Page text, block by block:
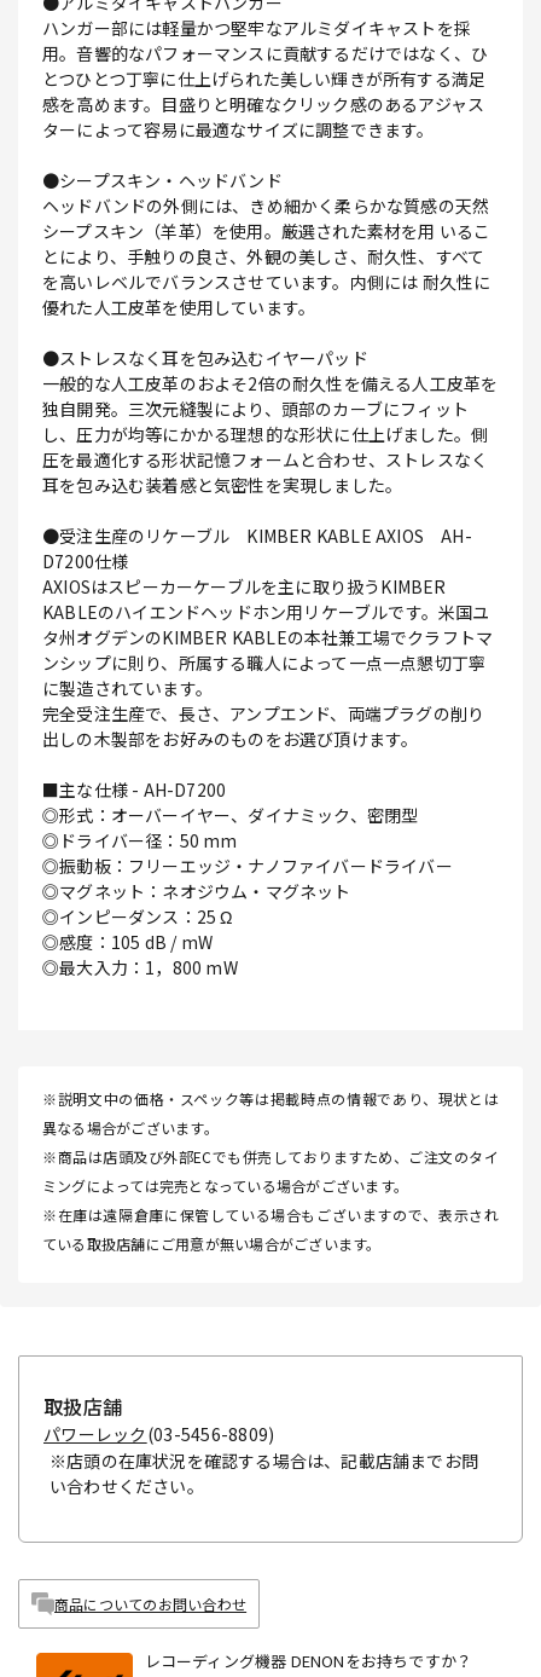
ハンガー部には軽量かつ堅牢なアルミダイキャストを採
用。音響的なパフォーマンスに貢献するだけではなく、ひ
とつひとつ丁寧に仕上げられた美しい輝きが所有する満足
感を高めます。目盛りと明確なクリック感のあるアジャス
ターによって容易に最適なサイズに調整できます。
●シープスキン・ヘッドバンド
ヘッドバンドの外側には、きめ細かく柔らかな質感の天然
シープスキン（羊革）を使用。厳選された素材を用 いるこ
とにより、手触りの良さ、外観の美しさ、耐久性、すべて
を高いレベルでバランスさせています。内側には 耐久性に
優れた人工皮革を使用しています。
●ストレスなく耳を包み込むイヤーパッド
一般的な人工皮革のおよそ2倍の耐久性を備える人工皮革を
独自開発。三次元縫製により、頭部のカーブにフィット
し、圧力が均等にかかる理想的な形状に仕上げました。側
圧を最適化する形状記憶フォームと合わせ、ストレスなく
耳を包み込む装着感と気密性を実現しました。
●受注生産のリケーブル KIMBER KABLE AXIOS AH-
D7200仕様
AXIOSはスピーカーケーブルを主に取り扱うKIMBER
KABLEのハイエンドヘッドホン用リケーブルです。米国ユ
タ州オグデンのKIMBER KABLEの本社兼工場でクラフトマ
ンシップに則り、所属する職人によって一点一点懇切丁寧
に製造されています。
完全受注生産で、長さ、アンプエンド、両端プラグの削り
出しの木製部をお好みのものをお選び頂けます。
■主な仕様 - AH-D7200
◎形式：オーバーイヤー、ダイナミック、密閉型
◎ドライバー径：50 mm
◎振動板：フリーエッジ・ナノファイバードライバー
◎マグネット：ネオジウム・マグネット
◎インピーダンス：25 Ω
◎感度：105 dB / mW
◎最大入力：1，800 mW
※説明文中の価格・スペック等は掲載時点の情報であり、現状とは
異なる場合がございます。
※商品は店頭及び外部ECでも併売しておりますため、ご注文のタイ
ミングによっては完売となっている場合がございます。
※在庫は遠隔倉庫に保管している場合もございますので、表示され
ている取扱店舗にご用意が無い場合がございます。
取扱店舗
パワーレック (03-5456-8809)
※店頭の在庫状況を確認する場合は、記載店舗までお問
い合わせください。
商品についてのお問い合わせ
レコーディング機器 DENONをお持ちですか？